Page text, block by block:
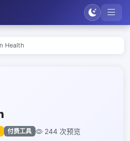
Health
付费工具
244 次预览